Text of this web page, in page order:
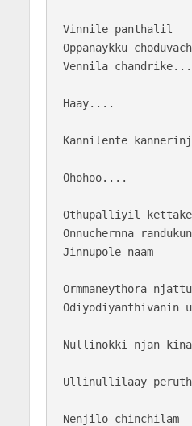
Vinnile panthalil
Oppanaykku
Vennila chandrike...
Haay....
Kannilente
Ohohoo....
Othupalliyil
Onnuchernna
Jinnupole naam
Ormmaneythora
Odiyodiyanthivanin
Nullinokki njan
Ullinullilaay
Nenjilo chinchilam